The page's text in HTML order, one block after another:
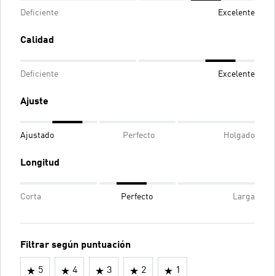
Deficiente Excelente
Calidad
Deficiente Excelente
Ajuste
Ajustado Perfecto Holgado
Longitud
Corta Perfecto Larga
Filtrar según puntuación
5 4 3 2 1